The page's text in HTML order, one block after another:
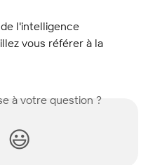
l'intelligence
vous référer à la
à votre question ?
😃